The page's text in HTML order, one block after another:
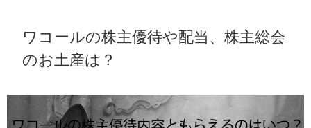
ワコールの株主優待や配当、株主総会
のお土産は？